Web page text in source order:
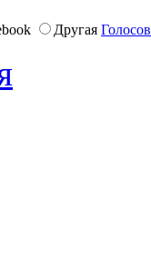
Другая